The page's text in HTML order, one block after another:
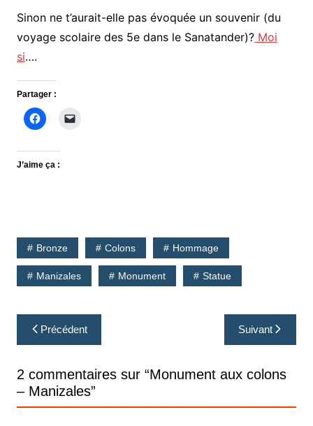
Sinon ne t’aurait-elle pas évoquée un souvenir (du
voyage scolaire des 5e dans le Sanatander)?Moi
si….
Partager :
J’aime ça :
Bronze Colons Hommage
Manizales Monument Statue
Navigation
de
l’article
Précédent Suivant
2 commentaires sur “Monument aux colons
– Manizales”